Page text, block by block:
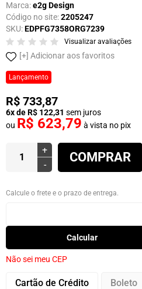
Marca:e2g Design
Código no site:2205247
SKU:EDPFG7358ORG7239
Visualizar avaliações
Adicionar aos favoritos
Lançamento
R$ 733,87
6x de R$ 122,31 sem juros
ou R$ 623,79 à vista no pix
+
-
COMPRAR
Calcule o frete e o prazo de entrega.
Calcular
Não sei meu CEP
Cartão de Crédito Boleto